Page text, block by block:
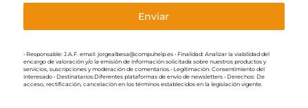
Enviar
• Responsable: J.A.F. email: jorgealbesa@compuhelp.es • Finalidad: Analizar la viabilidad del
encargo de valoración y/o la emisión de información solicitada sobre nuestros productos y
servicios, suscripciones y moderación de comentarios.• Legitimación: Consentimiento del
interesado • Destinatarios:Diferentes plataformas de envío de newsletters • Derechos: De
acceso, rectificación, cancelación en los términos establecidos en la legislación vigente.